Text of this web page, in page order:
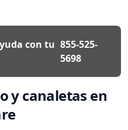
con tu 855-525-
5698
y canaletas en